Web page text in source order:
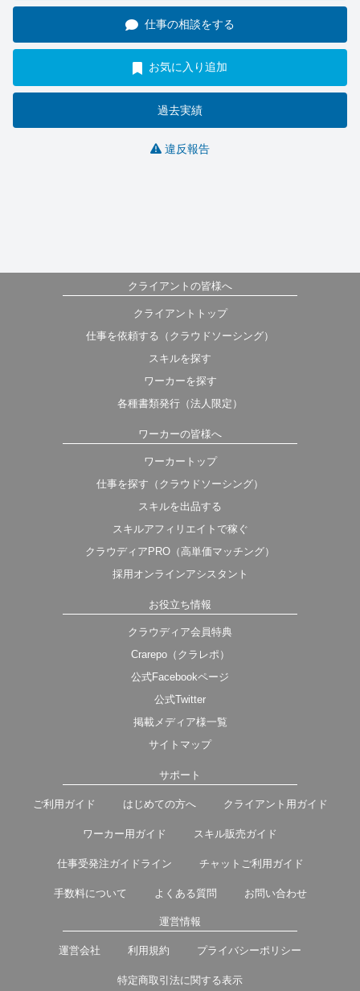
仕事の相談をする
お気に入り追加
過去実績
違反報告
クライアントの皆様へ
クライアントトップ
仕事を依頼する（クラウドソーシング）
スキルを探す
ワーカーを探す
各種書類発行（法人限定）
ワーカーの皆様へ
ワーカートップ
仕事を探す（クラウドソーシング）
スキルを出品する
スキルアフィリエイトで稼ぐ
クラウディアPRO（高単価マッチング）
採用オンラインアシスタント
お役立ち情報
クラウディア会員特典
Crarepo（クラレポ）
公式Facebookページ
公式Twitter
掲載メディア様一覧
サイトマップ
サポート
ご利用ガイド はじめての方へ クライアント用ガイド
ワーカー用ガイド スキル販売ガイド
仕事受発注ガイドライン チャットご利用ガイド
手数料について よくある質問 お問い合わせ
運営情報
運営会社 利用規約 プライバシーポリシー
特定商取引法に関する表示